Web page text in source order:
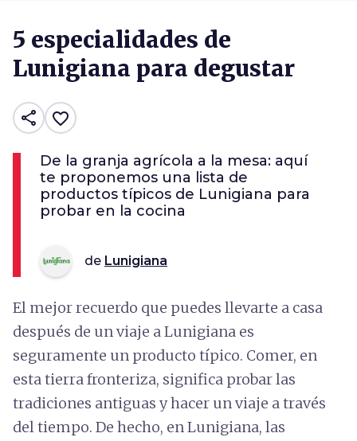
5 especialidades de
Lunigiana para degustar
share favorite_border
De la granja agrícola a la mesa: aquí
te proponemos una lista de
productos típicos de Lunigiana para
probar en la cocina
de Lunigiana
El mejor recuerdo que puedes llevarte a casa
después de un viaje a Lunigiana es
seguramente un producto típico. Comer, en
esta tierra fronteriza, significa probar las
tradiciones antiguas y hacer un viaje a través
del tiempo. De hecho, en Lunigiana, las